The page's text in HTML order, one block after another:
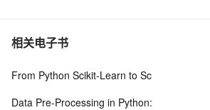
相关电子书
From Python Scikit-Learn to Sc
Data Pre-Processing in Python: